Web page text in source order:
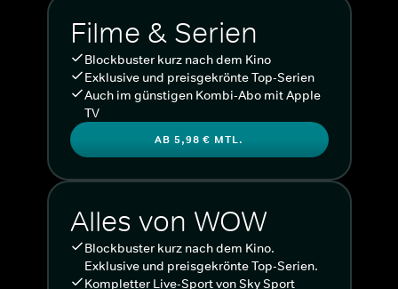
Filme & Serien
Blockbuster kurz nach dem Kino
Exklusive und preisgekrönte Top-Serien
Auch im günstigen Kombi-Abo mit Apple
TV
AB 5,98 € MTL.
Alles von WOW
Blockbuster kurz nach dem Kino.
Exklusive und preisgekrönte Top-Serien.
Kompletter Live-Sport von Sky Sport